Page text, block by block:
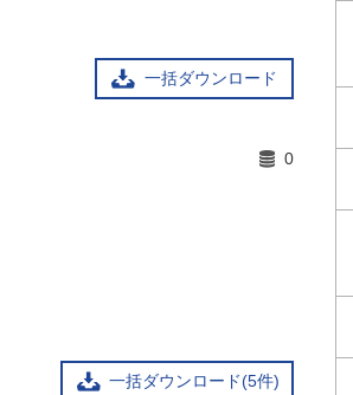
一括ダウンロード
一括ダウンロード(5件)
0